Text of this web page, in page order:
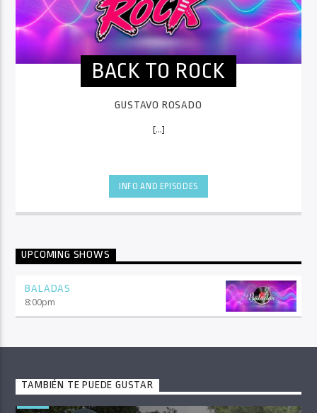
BACK TO ROCK
GUSTAVO ROSADO
[...]
INFO AND EPISODES
UPCOMING SHOWS
BALADAS
8:00pm
TAMBIÉN TE PUEDE GUSTAR